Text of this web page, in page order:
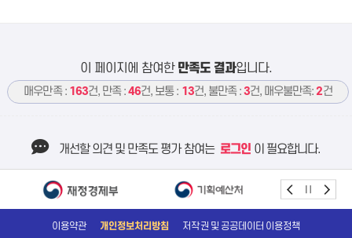
이 페이지에 참여한 만족도 결과입니다.
매우만족 : 163건, 만족 :46건, 보통 : 13건, 불만족 :3건, 매우불만족:2건
개선할 의견 및 만족도 평가 참여는 로그인 이 필요합니다.
이용약관 개인정보처리방침 저작권 및 공공데이터 이용정책